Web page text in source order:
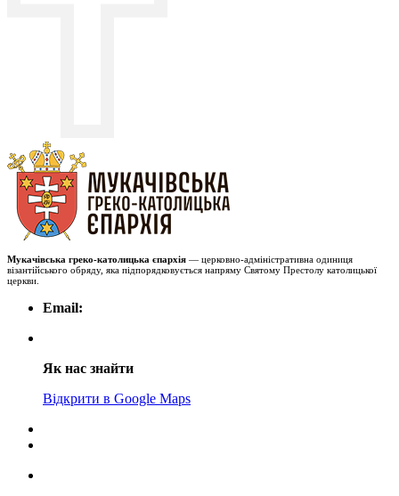
Мукачівська греко-католицька єпархія — церковно-адміністративна одиниця
візантійського обряду, яка підпорядковується напряму Святому Престолу католицької
церкви.
Email:
Як нас знайти
Відкрити в Google Maps